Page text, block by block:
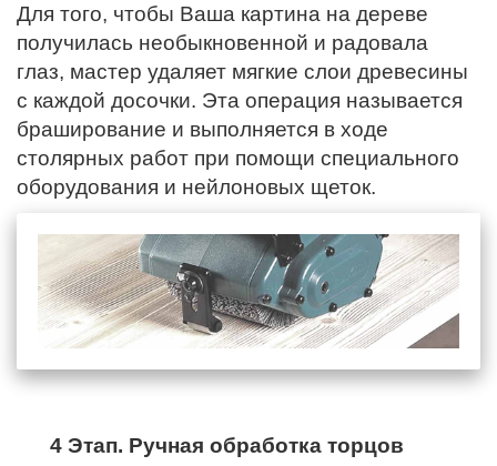
Для того, чтобы Ваша картина на дереве
получилась необыкновенной и радовала
глаз, мастер удаляет мягкие слои древесины
с каждой досочки. Эта операция называется
браширование и выполняется в ходе
столярных работ при помощи специального
оборудования и нейлоновых щеток.
4 Этап. Ручная обработка торцов